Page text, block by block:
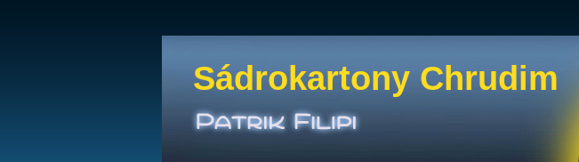
Sádrokartony Chrudim